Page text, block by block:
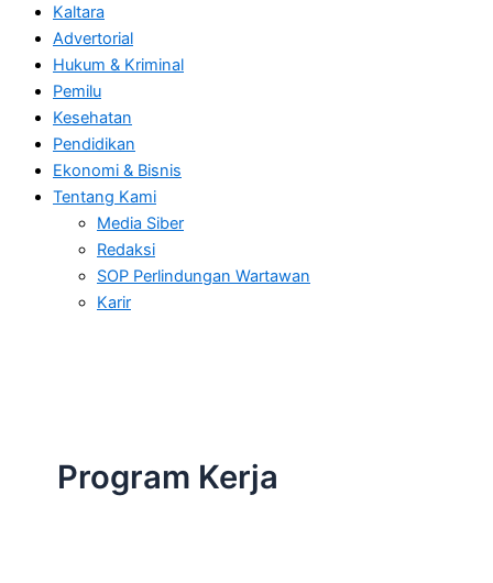
Kaltara
Advertorial
Hukum & Kriminal
Pemilu
Kesehatan
Pendidikan
Ekonomi & Bisnis
Tentang Kami
Media Siber
Redaksi
SOP Perlindungan Wartawan
Karir
Program Kerja